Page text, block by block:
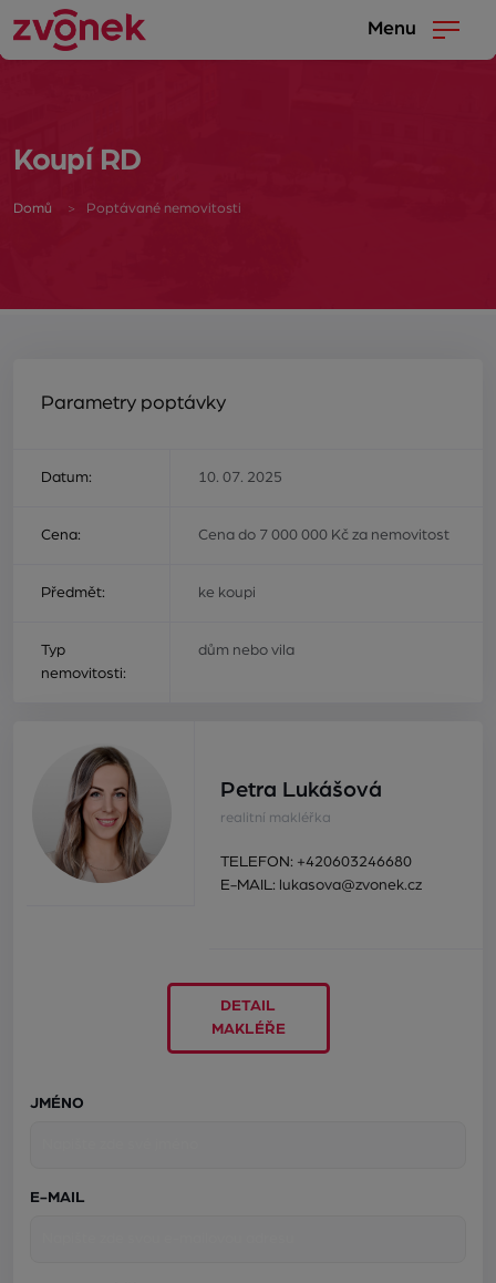
Menu
Koupí RD
Domů Poptávané nemovitosti
Parametry poptávky
Datum: 10. 07. 2025
Cena: Cena do 7 000 000 Kč za nemovitost
Předmět: ke koupi
Typ
nemovitosti:
dům nebo vila
Petra Lukášová
realitní makléřka
TELEFON: +420603246680
E-MAIL: lukasova@zvonek.cz
DETAIL
MAKLÉŘE
JMÉNO
E-MAIL